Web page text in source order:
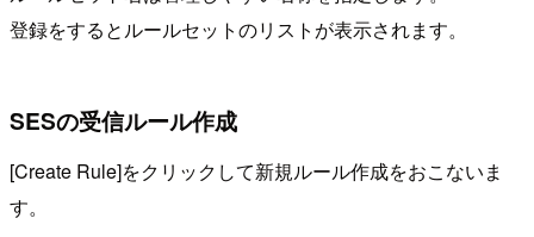
登録をするとルールセットのリストが表示されます。
SESの受信ルール作成
[Create Rule]をクリックして新規ルール作成をおこないま
す。